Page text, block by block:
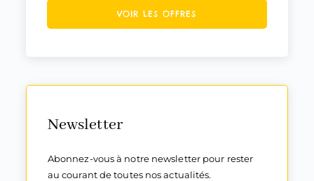
VOIR LES OFFRES
Newsletter
Abonnez-vous à notre newsletter pour rester
au courant de toutes nos actualités.